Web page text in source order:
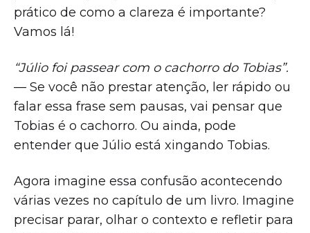
prático de como a clareza é importante?
Vamos lá!
“Júlio foi passear com o cachorro do Tobias”.
— Se você não prestar atenção, ler rápido ou
falar essa frase sem pausas, vai pensar que
Tobias é o cachorro. Ou ainda, pode
entender que Júlio está xingando Tobias.
Agora imagine essa confusão acontecendo
várias vezes no capítulo de um livro. Imagine
precisar parar, olhar o contexto e refletir para